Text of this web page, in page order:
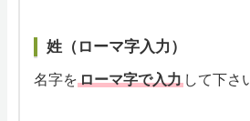
姓（ローマ字入力）
名字をローマ字で入力 して下さ